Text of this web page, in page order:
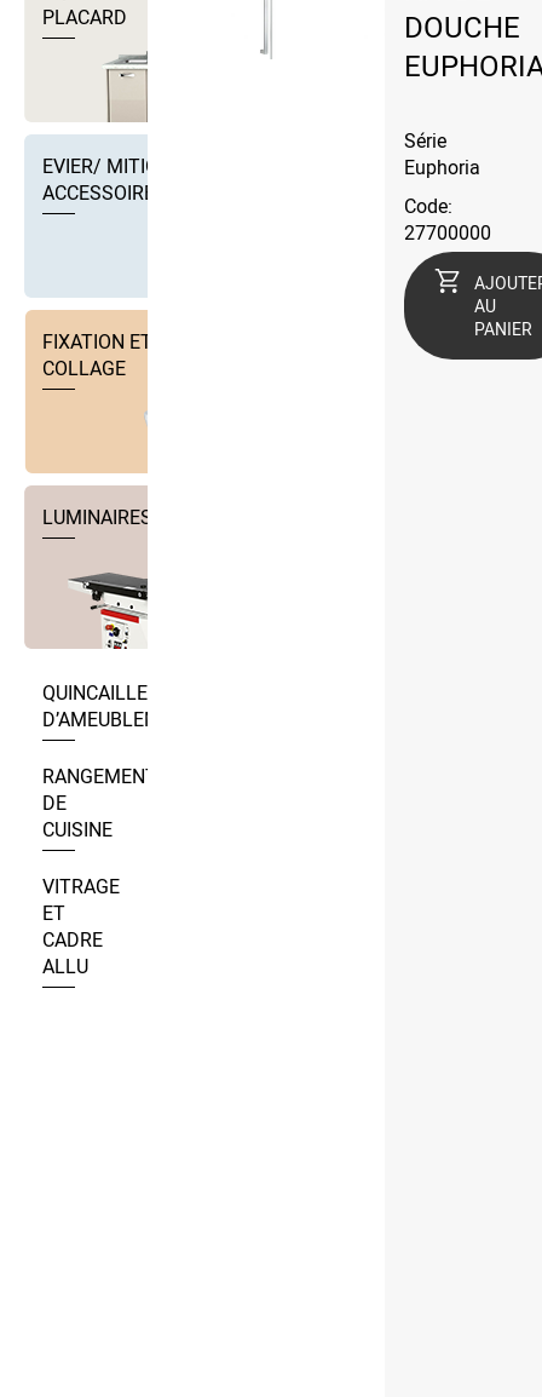
PLACARD
EVIER/ MITIGEUR EVIER ET
ACCESSOIRES
FIXATION ET TECHNIQUE DE
COLLAGE
LUMINAIRES
QUINCAILLERIE
D’AMEUBLEMENT
RANGEMENT
DE
CUISINE
VITRAGE
ET
CADRE
ALLU
DOUCHE
Série
Euphoria
Code:
27700000
AU
PANIER